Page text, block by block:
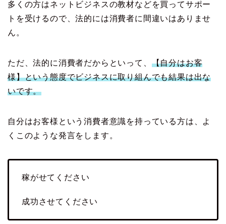
多くの方はネットビジネスの教材などを買ってサポー
トを受けるので、法的には消費者に間違いはありませ
ん。
ただ、法的に消費者だからといって、 【自分はお客
様】という態度でビジネスに取り組んでも結果は出な
いです。
自分はお客様という消費者意識を持っている方は、よ
くこのような発言をします。
稼がせてください
成功させてください